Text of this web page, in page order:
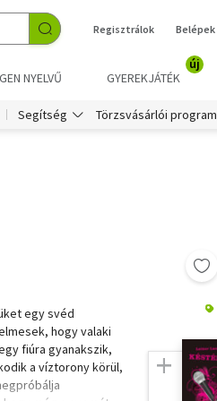
Regisztrálok Belépek
NYELVŰ GYEREKJÁTÉK
új
Segítség Törzsvásárlói program
egy svéd
hogy valaki
fiúra gyanakszik,
a víztorony körül,